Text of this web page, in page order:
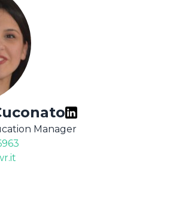
ancora registrato?
COME AZIENDA
COME CANDIDATO
Manager